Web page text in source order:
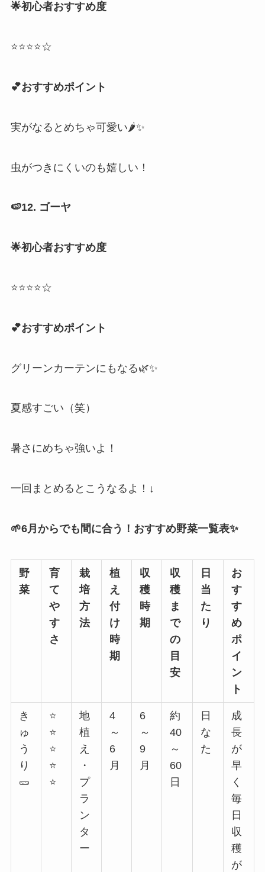
🌟初心者おすすめ度
⭐⭐⭐⭐☆
💕おすすめポイント
実がなるとめちゃ可愛い🌶️✨
虫がつきにくいのも嬉しい！
🍉12. ゴーヤ
🌟初心者おすすめ度
⭐⭐⭐⭐☆
💕おすすめポイント
グリーンカーテンにもなる🌿✨
夏感すごい（笑）
暑さにめちゃ強いよ！
一回まとめるとこうなるよ！↓
🌱6月からでも間に合う！おすすめ野菜一覧表✨
野
菜
育
て
や
す
さ
栽
培
方
法
植
え
付
け
時
期
収
穫
時
期
収
穫
ま
で
の
目
安
日
当
た
り
お
す
す
め
ポ
イ
ン
ト
き
ゅ
う
り
🥒
⭐
⭐
⭐
⭐
⭐
地
植
え
・
プ
ラ
ン
タ
ー
4
～
6
月
6
～
9
月
約
40
～
60
日
日
な
た
成
長
が
早
く
毎
日
収
穫
が